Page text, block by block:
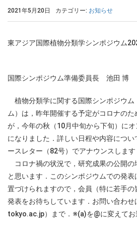
2021年5月20日 カテゴリー: お知らせ
東アジア国際植物分類学シンポジウム
国際シンポジウム準備委員長 池田 博
植物分類学に関する国際シンポジウム
ム）は，昨年開催する予定がコロナの
が，今年の秋（10月中旬から下旬）に
になりました．詳しい日程や内容につい
ースレター（82号）でアナウンスします
コロナ禍の状況で，研究成果の公開の
と思います．このシンポジウムでの発
置づけられますので，会員（特に若手の
発表をお待ちしています．お問い合わ
tokyo.ac.jp）まで．※(a)を@に変えてお